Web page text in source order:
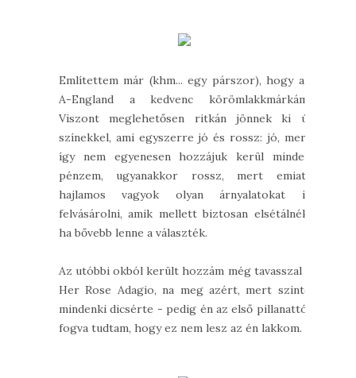
Említettem már (khm... egy párszor), hogy az
A-England a kedvenc körömlakkmárkám.
Viszont meglehetősen ritkán jönnek ki új
színekkel, ami egyszerre jó és rossz: jó, mert
így nem egyenesen hozzájuk kerül minden
pénzem, ugyanakkor rossz, mert emiatt
hajlamos vagyok olyan árnyalatokat is
felvásárolni, amik mellett biztosan elsétálnék,
ha bővebb lenne a választék.
Az utóbbi okból került hozzám még tavasszal a
Her Rose Adagio, na meg azért, mert szinte
mindenki dicsérte - pedig én az első pillanattól
fogva tudtam, hogy ez nem lesz az én lakkom.